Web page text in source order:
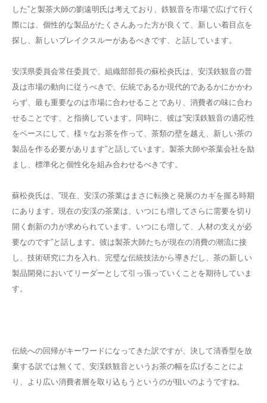
した”と製茶大師の劉遠明氏は考えており、鉄観音を市場で広げて行く
際には、個性的な製品がたくさんあった方が良くて、新しい着目点を
探し、新しいブレイクスルーがあるべきです、と話しています。
安渓県委員会常任委員で、組織部部長の蘇松炎氏は、安渓鉄観音の普
及は市場の動向に従うべきで、伝統であるか現代的であるかにかかわ
らず、最も重要なのは市場に合わせることであり、消費者の味に合わ
せることです、と指摘しています。同時に、彼は”安渓鉄観音の適応性
をベースにして、様々なお茶を作って、茶類の壁を越え、新しい茶の
製品を作る必要があります”と話しています。製茶大師や茶葉会社を励
まし、標準化と個性化を組み合わせるべきです。
蘇松炎氏は、”現在、安渓の茶業はまさに転換と発展のカギを握る時期
にあります。現在の安渓の茶業は、いつにも増してさらに需要を切り
開く創新の力が求められています。いつにも増して、人材の支えが必
要なのです”と話します。彼は製茶大師たちが現在の消費の潮流に接
し、技術研究に力を入れ、完璧な伝統技法から導きだし、茶の新しい
製品開発においてリーダーとして引っ張っていくことを期待していま
す。
伝統への回帰がキーワードになってきた訳ですが、決して清香型を放
棄する訳では無くて、安渓鉄観音というお茶の幅を広げることによ
り、より広い消費者層を取り込もうというのが狙いのようですね。